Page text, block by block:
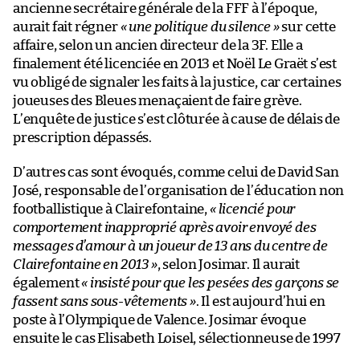
ancienne secrétaire générale de la FFF à l’époque,
aurait fait régner« une politique du silence »sur cette
affaire, selon un ancien directeur de la 3F. Elle a
finalement été licenciée en 2013 et Noël Le Graët s’est
vu obligé de signaler les faits à la justice, car certaines
joueuses des Bleues menaçaient de faire grève.
L’enquête de justice s’est clôturée à cause de délais de
prescription dépassés.
D’autres cas sont évoqués, comme celui de David San
José, responsable de l’organisation de l’éducation non
footballistique à Clairefontaine, « licencié pour
comportement inapproprié après avoir envoyé des
messages d’amour à un joueur de 13 ans du centre de
Clairefontaine en 2013 », selon Josimar. Il aurait
également« insisté pour que les pesées des garçons se
fassent sans sous-vêtements ». Il est aujourd’hui en
poste à l’Olympique de Valence. Josimar évoque
ensuite le cas Elisabeth Loisel, sélectionneuse de 1997